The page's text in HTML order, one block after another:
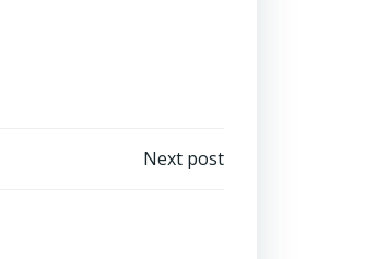
Next post